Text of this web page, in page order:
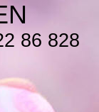
86 828